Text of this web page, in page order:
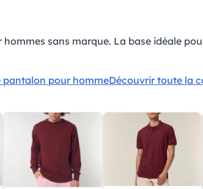
sans marque. La base idéale
pantalon pour hommeDécouvrir toute la